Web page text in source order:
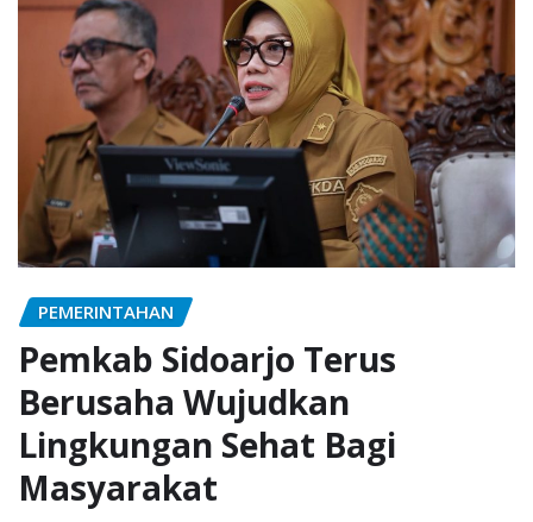
PEMERINTAHAN
Pemkab Sidoarjo Terus
Berusaha Wujudkan
Lingkungan Sehat Bagi
Masyarakat